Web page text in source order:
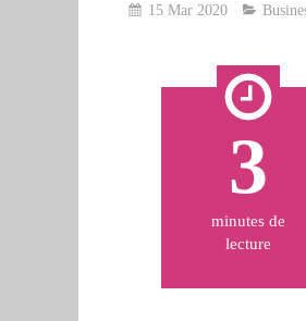
15 Mar 2020
3
minutes de
lecture